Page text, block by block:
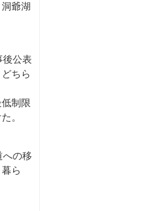
爺湖
後公表
ちら
制限
。
への移
ら